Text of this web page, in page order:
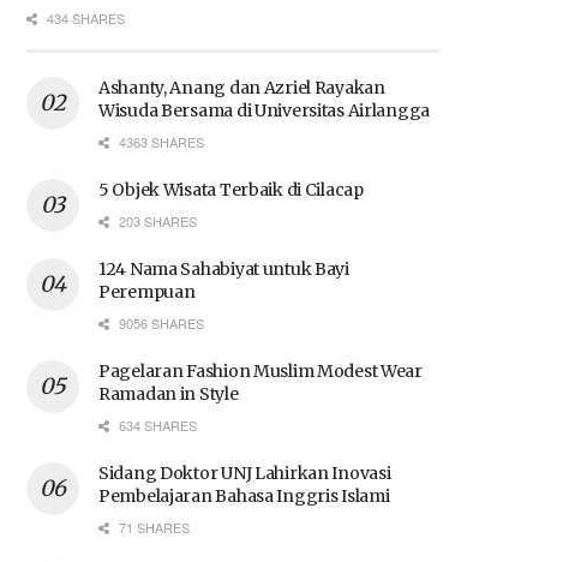
434 SHARES
Ashanty, Anang dan Azriel Rayakan
Wisuda Bersama di Universitas Airlangga
4363 SHARES
5 Objek Wisata Terbaik di Cilacap
203 SHARES
124 Nama Sahabiyat untuk Bayi
Perempuan
9056 SHARES
Pagelaran Fashion Muslim Modest Wear
Ramadan in Style
634 SHARES
Sidang Doktor UNJ Lahirkan Inovasi
Pembelajaran Bahasa Inggris Islami
71 SHARES